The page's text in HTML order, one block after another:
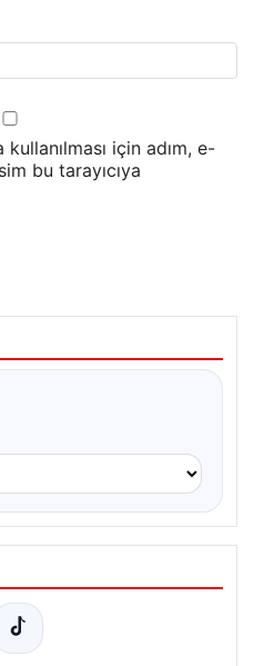
için adım, e-
bu tarayıcıya